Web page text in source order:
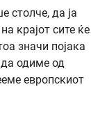
столче, да ја
крајот сите ќе
значи појака
одиме од
европскиот